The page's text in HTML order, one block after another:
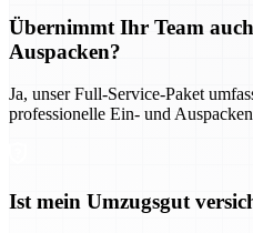
Übernimmt Ihr Team
Auspacken?
Ja, unser Full-Service-Paket
professionelle Ein- und
Ist mein Umzugsgut